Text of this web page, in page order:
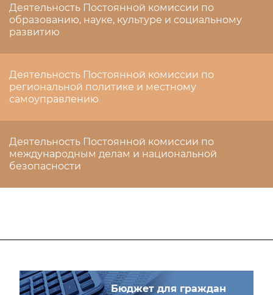
Деятельность Постоянной комиссии по
образованию, науке, культуре и социальному
развитию
Деятельность Постоянной комиссии по
региональной политике и местному
самоуправлению
Деятельность Постоянной комиссии по
международным делам и национальной
безопасности
Бюджет для граждан